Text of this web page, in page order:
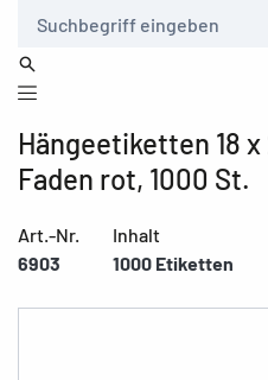
Hängeetiketten 18
Faden rot, 1000 St.
Art.-Nr.
6903
Inhalt
1000 Etiketten